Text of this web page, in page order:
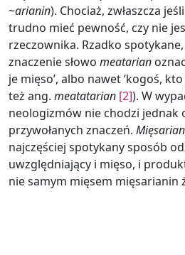
~arianin). Chociaż, zwłaszcza
trudno mieć pewność, czy nie
rzeczownika. Rzadko
znaczenie słowo meatarian
je mięso’, albo nawet ‘kogoś,
też ang. meatatarian [2]). W
neologizmów nie chodzi jednak
przywołanych znaczeń.
najczęściej spotykany sposób
uwzględniający i mięso, i
nie samym mięsem mięsarianin